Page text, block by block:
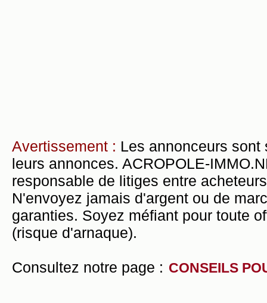
Avertissement : Les annonceurs
leurs annonces. ACROPOLE-
responsable de litiges entre
N'envoyez jamais d'argent ou de
garanties. Soyez méfiant pour toute
(risque d'arnaque).
Consultez notre page : CONSEILS